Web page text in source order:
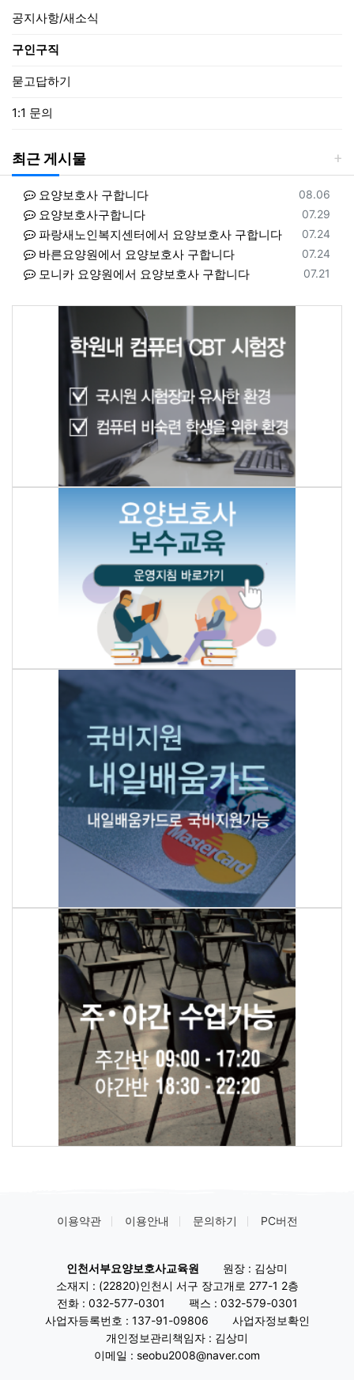
공지사항/새소식
구인구직
묻고답하기
1:1 문의
최근 게시물
등록일
08.06
요양보호사 구합니다
등록일
07.29
요양보호사구합니다
등록일
07.24
파랑새노인복지센터에서 요양보호사 구합니다
등록일
07.24
바른요양원에서 요양보호사 구합니다
등록일
07.21
모니카 요양원에서 요양보호사 구합니다
동서힐링방문요양센터에서 요양보호사 구합니다
이용약관 이용안내 문의하기 PC버전
인천서부요양보호사교육원
원장 : 김상미
소재지 : (22820)인천시 서구 장고개로 277-1 2층
전화 : 032-577-0301 팩스 : 032-579-0301
사업자등록번호 : 137-91-09806
사업자정보확인
개인정보관리책임자 : 김상미
이메일 : seobu2008@naver.com